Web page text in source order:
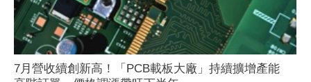
7月營收續創新高！「PCB載板大廠」持續擴增產能